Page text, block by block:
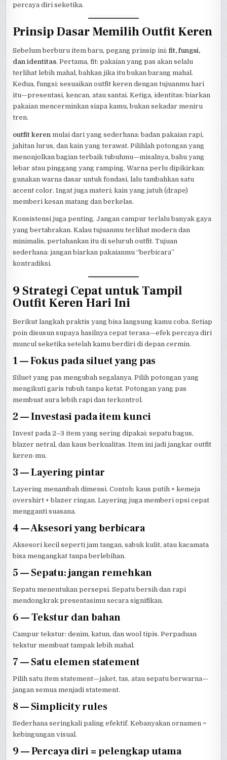
percaya diri seketika.
Prinsip Dasar Memilih Outfit Keren
Sebelum berburu item baru, pegang prinsip ini:fit, fungsi,
dan identitas. Pertama, fit: pakaian yang pas akan selalu
terlihat lebih mahal, bahkan jika itu bukan barang mahal.
Kedua, fungsi: sesuaikan outfit keren dengan tujuanmu hari
itu—presentasi, kencan, atau santai. Ketiga, identitas: biarkan
pakaian mencerminkan siapa kamu, bukan sekadar meniru
tren.
outfit keren mulai dari yang sederhana: badan pakaian rapi,
jahitan lurus, dan kain yang terawat. Pilihlah potongan yang
menonjolkan bagian terbaik tubuhmu—misalnya, bahu yang
lebar atau pinggang yang ramping. Warna perlu dipikirkan:
gunakan warna dasar untuk fondasi, lalu tambahkan satu
accent color. Ingat juga materi; kain yang jatuh (drape)
memberi kesan matang dan berkelas.
Konsistensi juga penting. Jangan campur terlalu banyak gaya
yang bertabrakan. Kalau tujuanmu terlihat modern dan
minimalis, pertahankan itu di seluruh outfit. Tujuan
sederhana: jangan biarkan pakaianmu “berbicara”
kontradiksi.
9 Strategi Cepat untuk Tampil
Outfit Keren Hari Ini
Berikut langkah praktis yang bisa langsung kamu coba. Setiap
poin disusun supaya hasilnya cepat terasa—efek percaya diri
muncul seketika setelah kamu berdiri di depan cermin.
1 — Fokus pada siluet yang pas
Siluet yang pas mengubah segalanya. Pilih potongan yang
mengikuti garis tubuh tanpa ketat. Potongan yang pas
membuat aura lebih rapi dan terkontrol.
2 — Investasi pada item kunci
Invest pada 2–3 item yang sering dipakai: sepatu bagus,
blazer netral, dan kaus berkualitas. Item ini jadi jangkar outfit
keren-mu.
3 — Layering pintar
Layering menambah dimensi. Contoh: kaus putih + kemeja
overshirt + blazer ringan. Layering juga memberi opsi cepat
mengganti suasana.
4 — Aksesori yang berbicara
Aksesori kecil seperti jam tangan, sabuk kulit, atau kacamata
bisa mengangkat tanpa berlebihan.
5 — Sepatu: jangan remehkan
Sepatu menentukan persepsi. Sepatu bersih dan rapi
mendongkrak presentasimu secara signifikan.
6 — Tekstur dan bahan
Campur tekstur: denim, katun, dan wool tipis. Perpaduan
tekstur membuat tampak lebih mahal.
7 — Satu elemen statement
Pilih satu item statement—jaket, tas, atau sepatu berwarna—
jangan semua menjadi statement.
8 — Simplicity rules
Sederhana seringkali paling efektif. Kebanyakan ornamen =
kebingungan visual.
9 — Percaya diri = pelengkap utama